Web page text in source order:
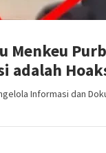
Menkeu
adalah
Informasi dan